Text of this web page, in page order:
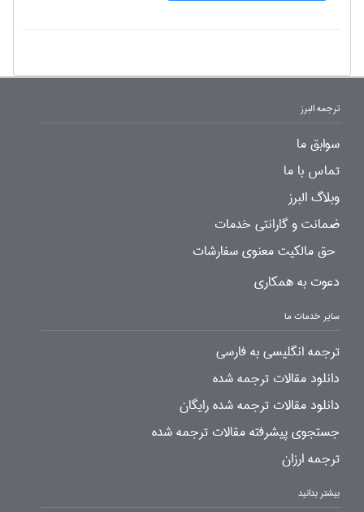
ترجمه البرز
سوابق ما
تماس با ما
وبلاگ البرز
ضمانت و گارانتی خدمات
حق مالکیت معنوی سفارشات
دعوت به همکاری
سایر خدمات ما
ترجمه انگلیسی به فارسی
دانلود مقالات ترجمه شده
دانلود مقالات ترجمه شده رایگان
جستجوی پیشرفته مقالات ترجمه شده
ترجمه ارزان
بیشتر بدانید